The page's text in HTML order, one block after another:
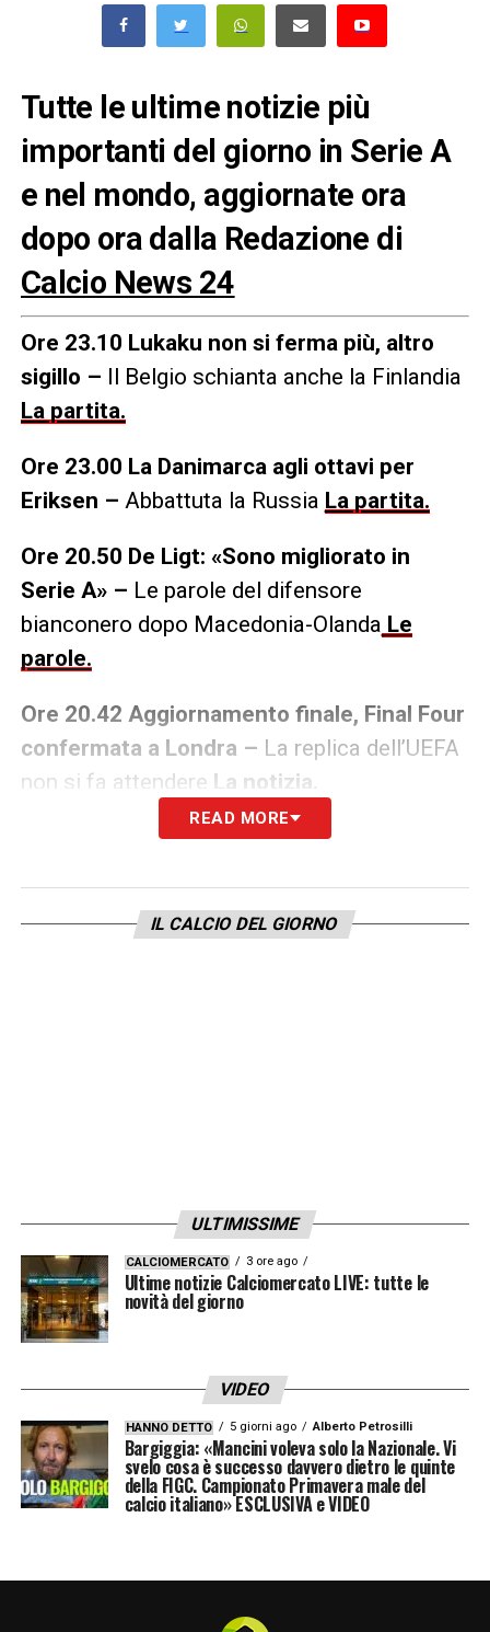
Tutte le ultime notizie più
importanti del giorno in Serie A
e nel mondo, aggiornate ora
dopo ora dalla Redazione di
Calcio News 24
Ore 23.10 Lukaku non si ferma più, altro
sigillo – Il Belgio schianta anche la Finlandia
La partita.
Ore 23.00 La Danimarca agli ottavi per
Eriksen – Abbattuta la Russia La partita.
Ore 20.50 De Ligt: «Sono migliorato in
Serie A» – Le parole del difensore
bianconero dopo Macedonia-Olanda Le
parole.
Ore 20.42 Aggiornamento finale, Final Four
confermata a Londra – La replica dell’UEFA
non si fa attendere La notizia.
Ore 20.00 Euro 2020, l’Austria è il prossimo
ottavo di finale dell’Europeo, che si giocherà
a Wembley sabato prossimoI dettagli.
contagi»La notizia
Ore 17.00 Muller infortunato, salta
l’Ungheria –Il leader della Germania e del
Bayern Monaco non ci sarà all’ultima sfida
del girone contro la squadra di Marco Rossi
Ore 15.40 Laporta vuole Cristiano Ronaldo
al Barcellona? –Il presidente blaugrana
Ore 14.50 Azzurri a Wembley –
READ MORE
IL CALCIO DEL GIORNO
ULTIMISSIME
CALCIOMERCATO 3 ore ago
Ultime notizie Calciomercato LIVE: tutte le
novità del giorno
VIDEO
HANNO DETTO 5 giorni ago Alberto Petrosilli
Bargiggia: «Mancini voleva solo la Nazionale. Vi
svelo cosa è successo davvero dietro le quinte
della FIGC. Campionato Primavera male del
calcio italiano» ESCLUSIVA e VIDEO